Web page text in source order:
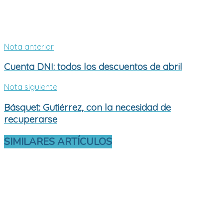
Nota anterior
Cuenta DNI: todos los descuentos de abril
Nota siguiente
Básquet: Gutiérrez, con la necesidad de
recuperarse
SIMILARES ARTÍCULOS